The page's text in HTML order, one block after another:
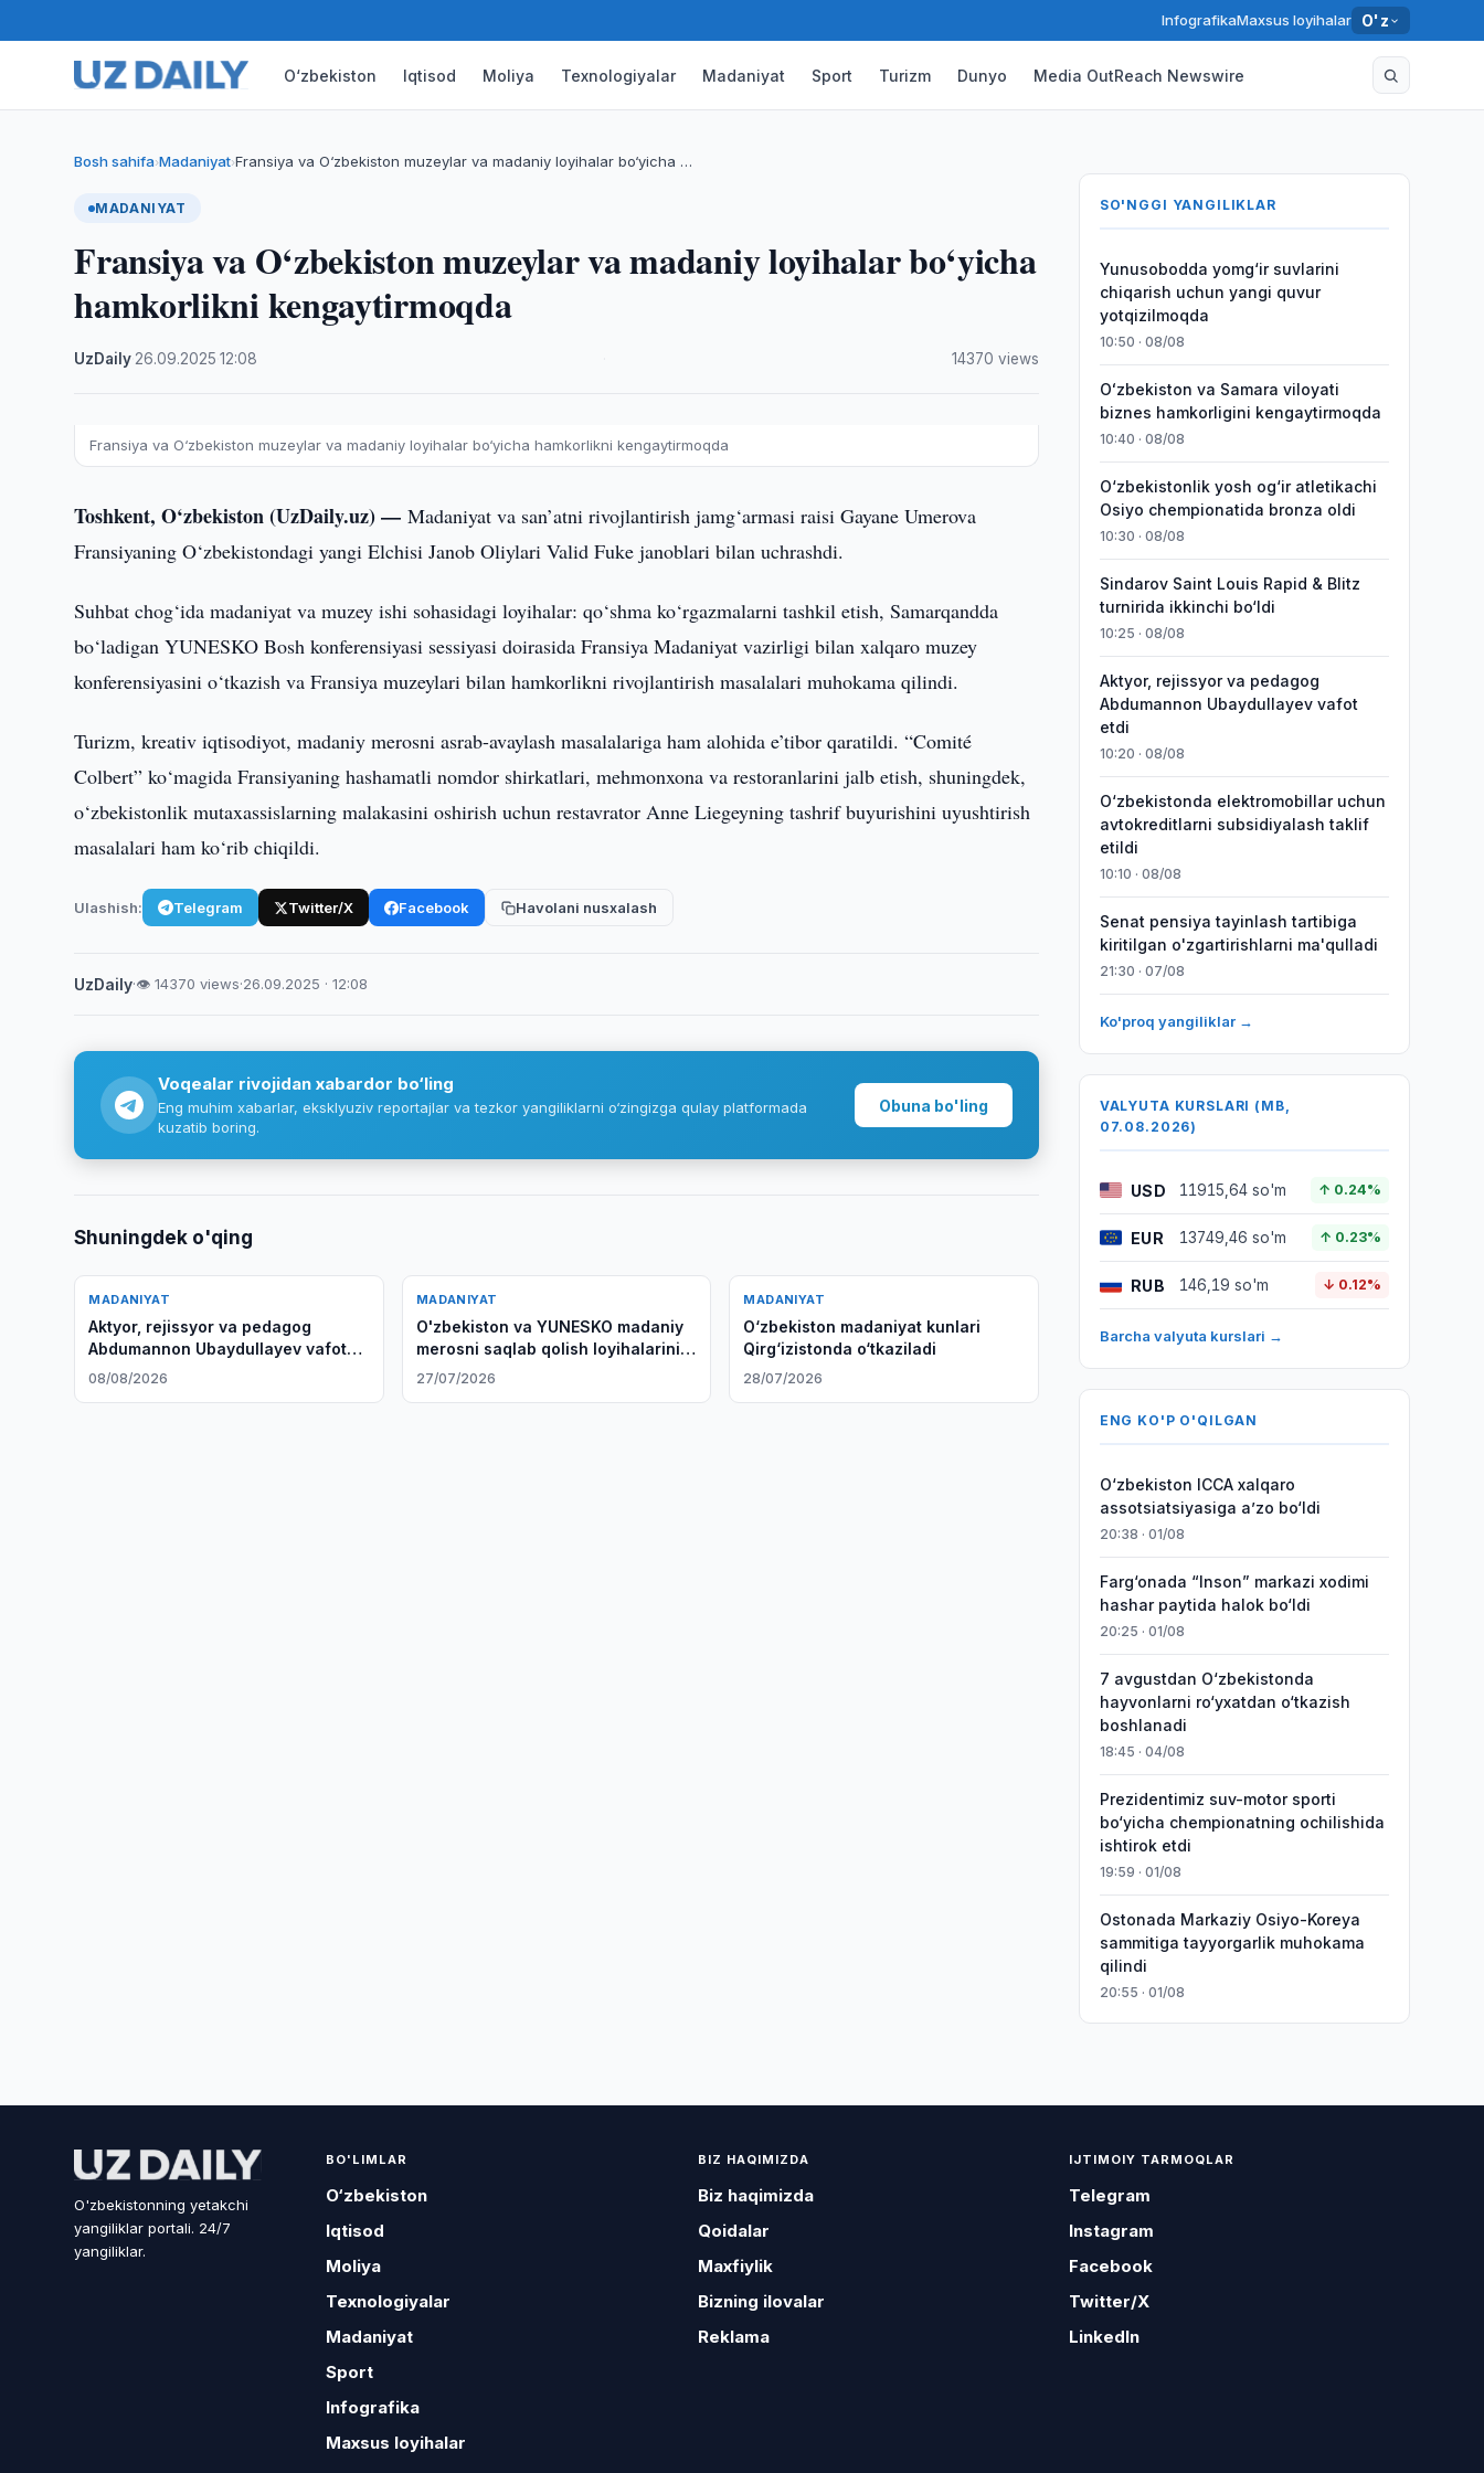
InfografikaMaxsus loyihalar O'z
O‘zbekiston Iqtisod Moliya Texnologiyalar Madaniyat Sport Turizm Dunyo Media OutReach Newswire
Bosh sahifa›Madaniyat›Fransiya va O‘zbekiston muzeylar va madaniy loyihalar bo‘yicha …
MADANIYAT
Fransiya va O‘zbekiston muzeylar va madaniy loyihalar bo‘yicha
hamkorlikni kengaytirmoqda
UzDaily 26.09.2025 ·12:08 14370 views
Fransiya va O‘zbekiston muzeylar va madaniy loyihalar bo‘yicha hamkorlikni kengaytirmoqda
Toshkent, O‘zbekiston (UzDaily.uz) —Madaniyat va san’atni rivojlantirish jamg‘armasi raisi Gayane Umerova
Fransiyaning O‘zbekistondagi yangi Elchisi Janob Oliylari Valid Fuke janoblari bilan uchrashdi.
Suhbat chog‘ida madaniyat va muzey ishi sohasidagi loyihalar: qo‘shma ko‘rgazmalarni tashkil etish, Samarqandda
bo‘ladigan YUNESKO Bosh konferensiyasi sessiyasi doirasida Fransiya Madaniyat vazirligi bilan xalqaro muzey
konferensiyasini o‘tkazish va Fransiya muzeylari bilan hamkorlikni rivojlantirish masalalari muhokama qilindi.
Turizm, kreativ iqtisodiyot, madaniy merosni asrab-avaylash masalalariga ham alohida e’tibor qaratildi. “Comité
Colbert” ko‘magida Fransiyaning hashamatli nomdor shirkatlari, mehmonxona va restoranlarini jalb etish, shuningdek,
o‘zbekistonlik mutaxassislarning malakasini oshirish uchun restavrator Anne Liegeyning tashrif buyurishini uyushtirish
masalalari ham ko‘rib chiqildi.
Ulashish: Telegram Twitter/X Facebook Havolani nusxalash
UzDaily·👁 14370 views·26.09.2025 · 12:08
Voqealar rivojidan xabardor bo‘ling
Eng muhim xabarlar, eksklyuziv reportajlar va tezkor yangiliklarni o‘zingizga qulay platformada
kuzatib boring.
Obuna bo'ling
Shuningdek o'qing
MADANIYAT
Aktyor, rejissyor va pedagog
Abdumannon Ubaydullayev vafot
etdi
08/08/2026
MADANIYAT
O'zbekiston va YUNESKO madaniy
merosni saqlab qolish loyihalarini
muhokama qilishdi
27/07/2026
MADANIYAT
O‘zbekiston madaniyat kunlari
Qirg‘izistonda o‘tkaziladi
28/07/2026
SO'NGGI YANGILIKLAR
Yunusobodda yomg‘ir suvlarini
chiqarish uchun yangi quvur
yotqizilmoqda
10:50 · 08/08
Oʻzbekiston va Samara viloyati
biznes hamkorligini kengaytirmoqda
10:40 · 08/08
O‘zbekistonlik yosh og‘ir atletikachi
Osiyo chempionatida bronza oldi
10:30 · 08/08
Sindarov Saint Louis Rapid & Blitz
turnirida ikkinchi bo‘ldi
10:25 · 08/08
Aktyor, rejissyor va pedagog
Abdumannon Ubaydullayev vafot
etdi
10:20 · 08/08
O‘zbekistonda elektromobillar uchun
avtokreditlarni subsidiyalash taklif
etildi
10:10 · 08/08
Senat pensiya tayinlash tartibiga
kiritilgan o'zgartirishlarni ma'qulladi
21:30 · 07/08
Ko'proq yangiliklar →
VALYUTA KURSLARI (MB,
07.08.2026)
USD 11915,64 so'm ↑ 0.24%
EUR 13749,46 so'm ↑ 0.23%
RUB 146,19 so'm ↓ 0.12%
Barcha valyuta kurslari →
ENG KO'P O'QILGAN
O‘zbekiston ICCA xalqaro
assotsiatsiyasiga aʼzo bo‘ldi
20:38 · 01/08
Farg‘onada “Inson” markazi xodimi
hashar paytida halok bo‘ldi
20:25 · 01/08
7 avgustdan O‘zbekistonda
hayvonlarni ro‘yxatdan o‘tkazish
boshlanadi
18:45 · 04/08
Prezidentimiz suv-motor sporti
bo‘yicha chempionatning ochilishida
ishtirok etdi
19:59 · 01/08
Ostonada Markaziy Osiyo-Koreya
sammitiga tayyorgarlik muhokama
qilindi
20:55 · 01/08
O'zbekistonning yetakchi
yangiliklar portali. 24/7
yangiliklar.
BO'LIMLAR
O‘zbekiston
Iqtisod
Moliya
Texnologiyalar
Madaniyat
Sport
Infografika
Maxsus loyihalar
BIZ HAQIMIZDA
Biz haqimizda
Qoidalar
Maxfiylik
Bizning ilovalar
Reklama
IJTIMOIY TARMOQLAR
Telegram
Instagram
Facebook
Twitter/X
LinkedIn